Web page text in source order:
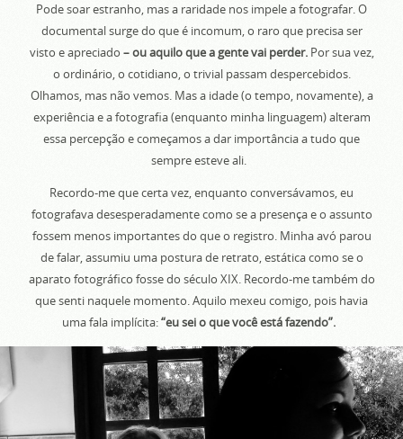
Pode soar estranho, mas a raridade nos impele a fotografar. O
documental surge do que é incomum, o raro que precisa ser
visto e apreciado – ou aquilo que a gente vai perder. Por sua vez,
o ordinário, o cotidiano, o trivial passam despercebidos.
Olhamos, mas não vemos. Mas a idade (o tempo, novamente), a
experiência e a fotografia (enquanto minha linguagem) alteram
essa percepção e começamos a dar importância a tudo que
sempre esteve ali.
Recordo-me que certa vez, enquanto conversávamos, eu
fotografava desesperadamente como se a presença e o assunto
fossem menos importantes do que o registro. Minha avó parou
de falar, assumiu uma postura de retrato, estática como se o
aparato fotográfico fosse do século XIX. Recordo-me também do
que senti naquele momento. Aquilo mexeu comigo, pois havia
uma fala implícita:“eu sei o que você está fazendo”.